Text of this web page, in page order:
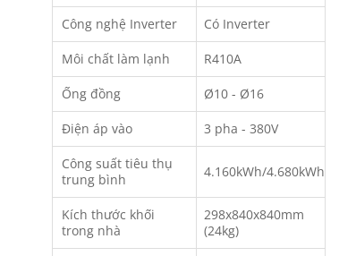
Công nghệ Inverter
Có Inverter
Môi chất làm lạnh R410A
Ống đồng Ø10 - Ø16
Điện áp vào 3 pha - 380V
Công suất tiêu thụ
trung bình
4.160kWh/4.680kWh
Kích thước khối
trong nhà
298x840x840mm
(24kg)